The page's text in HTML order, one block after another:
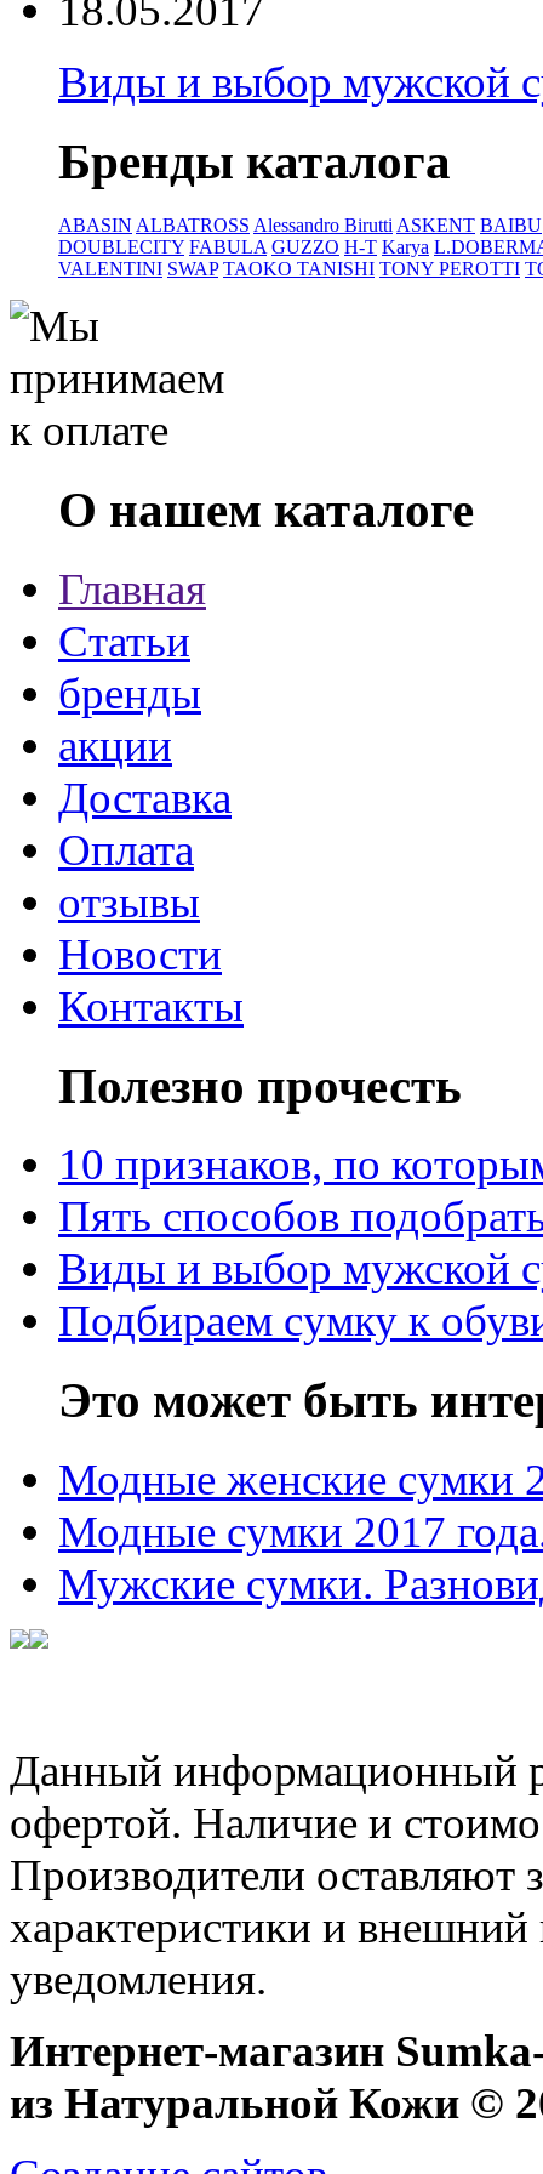
18.05.2017
Виды и выбор мужской
Бренды каталога
ABASIN ALBATROSS Alessandro Birutti ASKENT BAIBU
DOUBLECITY FABULA GUZZO H-T Karya
VALENTINI SWAP TAOKO TANISHI TONY PEROTTI
О нашем каталоге
Главная
Статьи
бренды
акции
Доставка
Оплата
отзывы
Новости
Контакты
Полезно прочесть
10 признаков, по
Пять способов
Виды и выбор мужской
Подбираем сумку к
Это может быть
Модные женские сумки
Модные сумки 2017
Мужские сумки.
Данный информационный
офертой. Наличие и
Производители оставляют
характеристики и внешний
уведомления.
Интернет-магазин
из Натуральной Кожи ©